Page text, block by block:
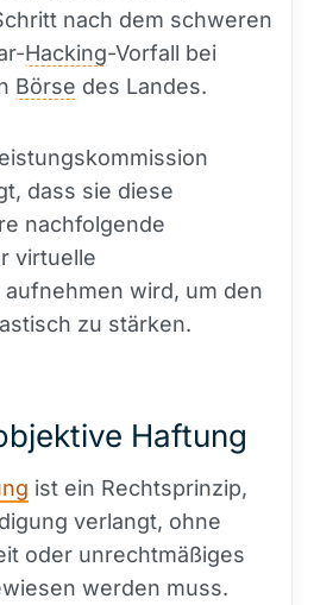
nach dem schweren
Hacking-Vorfall bei
Börse des Landes.
dass sie diese
nachfolgende
virtuelle
wird, um den
zu stärken.
Haftung
ist ein Rechtsprinzip,
verlangt, ohne
oder unrechtmäßiges
werden muss.